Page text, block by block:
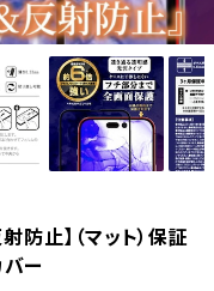
防止】（マット）保証
バー